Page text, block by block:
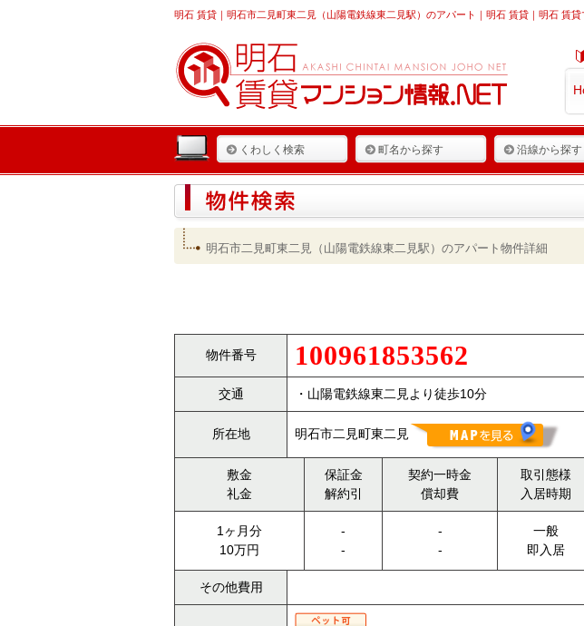
明石 賃貸 ｜明石市二見町東二見（山陽電鉄線東二見駅）のアパート｜明石 賃貸｜明石 賃
くわしく検索 町名から探す 沿線から探す
明石市二見町東二見（山陽電鉄線東二見駅）のアパート物件詳細
物件番号 100961853562
交通 ・山陽電鉄線東二見より徒歩10分
所在地 明石市二見町東二見
敷金
礼金
保証金
解約引
契約一時金
償却費
取引態様
入居時期
1ヶ月分
10万円
-
-
-
-
一般
即入居
その他費用